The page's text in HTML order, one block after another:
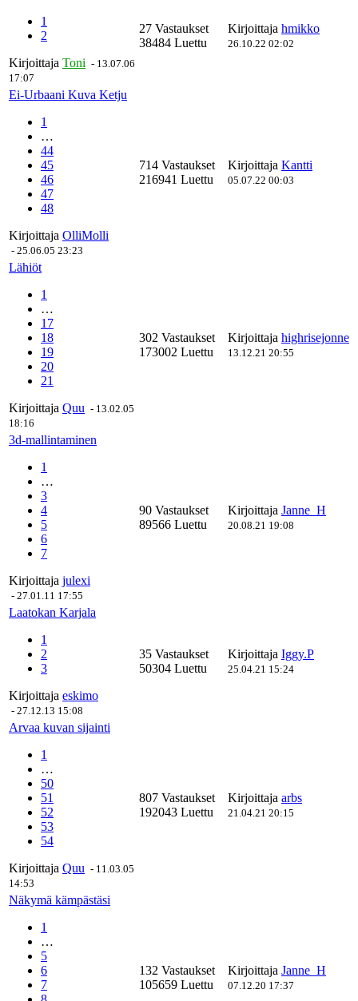
1
2
Kirjoittaja Toni - 13.07.06
17:07
27 Vastaukset
38484 Luettu
Kirjoittaja hmikko
26.10.22 02:02
Ei-Urbaani Kuva Ketju
1
…
44
45
46
47
48
Kirjoittaja OlliMolli
- 25.06.05 23:23
714 Vastaukset
216941 Luettu
Kirjoittaja Kantti
05.07.22 00:03
Lähiöt
1
…
17
18
19
20
21
Kirjoittaja Quu - 13.02.05
18:16
302 Vastaukset
173002 Luettu
Kirjoittaja highrisejonne
13.12.21 20:55
3d-mallintaminen
1
…
3
4
5
6
7
Kirjoittaja julexi
- 27.01.11 17:55
90 Vastaukset
89566 Luettu
Kirjoittaja Janne_H
20.08.21 19:08
Laatokan Karjala
1
2
3
Kirjoittaja eskimo
- 27.12.13 15:08
35 Vastaukset
50304 Luettu
Kirjoittaja Iggy.P
25.04.21 15:24
Arvaa kuvan sijainti
1
…
50
51
52
53
54
Kirjoittaja Quu - 11.03.05
14:53
807 Vastaukset
192043 Luettu
Kirjoittaja arbs
21.04.21 20:15
Näkymä kämpästäsi
1
…
5
6
7
132 Vastaukset
105659 Luettu
Kirjoittaja Janne_H
07.12.20 17:37